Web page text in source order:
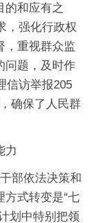
的和应有之
，强化行政权
，重视群众监
问题，及时作
信访举报205
确保了人民群
力
部依法决策和
方式转变是“七
划中特别把领